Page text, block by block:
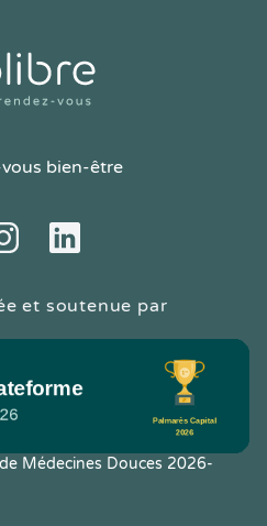
bien-être
LinkedIn
et soutenue par
Médecines Douces 2026-